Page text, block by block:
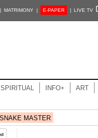
| MATRIMONY | E-PAPER | LIVE TV
SPIRITUAL INFO+ ART
SNAKE MASTER